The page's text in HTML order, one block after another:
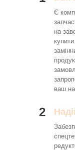
Є
на
ваш
2